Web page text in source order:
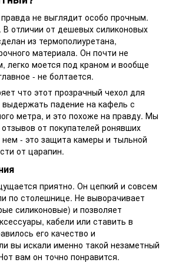
не выглядит особо прочным.
В отличии от дешевых силиконовых
из термополиуретана,
материала. Он почти не
легко моется под краном и вообще
- не болтается.
что этот прозрачный чехол для
падение на кафель с
метра, и это похоже на правду. Мы
от покупателей ронявших
- это защита камеры и тыльной
от царапин.
приятно. Он цепкий и совсем
по столешнице. Не выворачивает
силиконовые) и позволяет
кабели или ставить в
его качество и
вы искали именно такой незаметный
вам он точно понравится.